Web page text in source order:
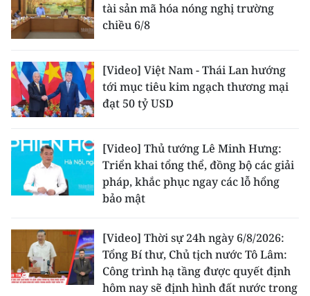
Media Thế giới
Media Giáo dục
Media Y tế
Media Khoa học - Công nghệ
Media Môi trường
Infographic
TIN MỚI
tài sản mã hóa nóng nghị trường
chiều 6/8
[Video] Việt Nam - Thái Lan hướng
tới mục tiêu kim ngạch thương mại
đạt 50 tỷ USD
[Video] Thủ tướng Lê Minh Hưng:
Triển khai tổng thể, đồng bộ các giải
pháp, khắc phục ngay các lỗ hổng
bảo mật
[Video] Thời sự 24h ngày 6/8/2026:
Tổng Bí thư, Chủ tịch nước Tô Lâm:
Công trình hạ tầng được quyết định
hôm nay sẽ định hình đất nước trong